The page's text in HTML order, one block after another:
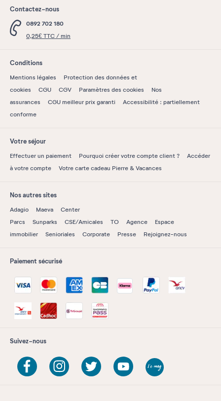
Contactez-nous
0892 702 180
0,25€ TTC / min
Conditions
Mentions légales
Protection des données et
cookies
CGU CGV Paramètres des cookies
Nos
assurances
CGU meilleur prix garanti
Accessibilité : partiellement
conforme
Votre séjour
Effectuer un paiement Pourquoi créer votre compte client ?
Accéder
à votre compte
Votre carte cadeau Pierre & Vacances
Nos autres sites
Adagio Maeva
Center
Parcs
Sunparks CSE/Amicales TO Agence
Espace
immobilier
Senioriales Corporate Presse Rejoignez-nous
Paiement sécurisé
Suivez-nous